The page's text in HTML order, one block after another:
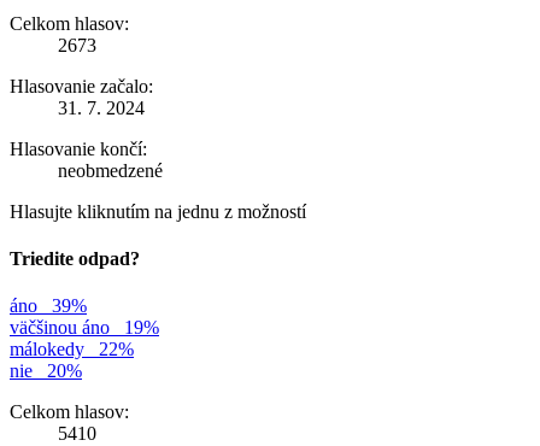
Celkom hlasov:
2673
Hlasovanie začalo:
31. 7. 2024
Hlasovanie končí:
neobmedzené
Hlasujte kliknutím na jednu z možností
Triedite odpad?
áno
39%
väčšinou áno
19%
málokedy
22%
nie
20%
Celkom hlasov:
5410